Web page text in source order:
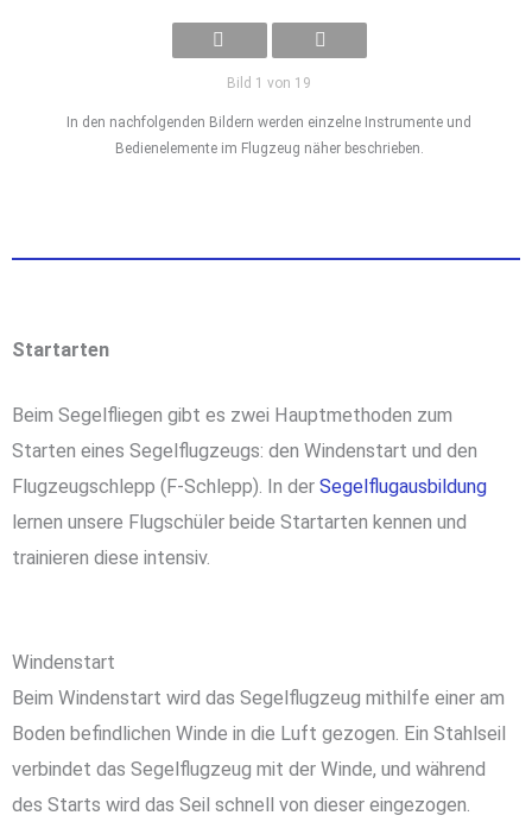
Bild 1 von 19
In den nachfolgenden Bildern werden einzelne Instrumente und
Bedienelemente im Flugzeug näher beschrieben.
Startarten
Beim Segelfliegen gibt es zwei Hauptmethoden zum
Starten eines Segelflugzeugs: den Windenstart und den
Flugzeugschlepp (F-Schlepp). In der Segelflugausbildung
lernen unsere Flugschüler beide Startarten kennen und
trainieren diese intensiv.
Windenstart
Beim Windenstart wird das Segelflugzeug mithilfe einer am
Boden befindlichen Winde in die Luft gezogen. Ein Stahlseil
verbindet das Segelflugzeug mit der Winde, und während
des Starts wird das Seil schnell von dieser eingezogen.